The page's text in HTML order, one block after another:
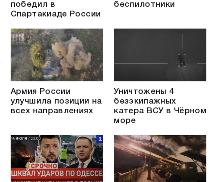
победил в
Спартакиаде России
беспилотники
Армия России
улучшила позиции на
всех направлениях
Уничтожены 4
безэкипажных
катера ВСУ в Чёрном
море